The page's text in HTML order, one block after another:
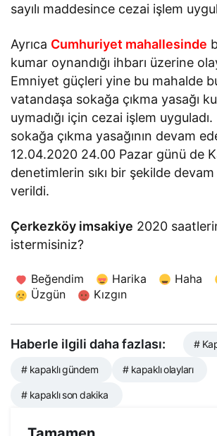
sayılı maddesince cezai işlem
Ayrıca Cumhuriyet mahallesinde
kumar oynandığı ihbarı üzerine
Emniyet güçleri yine bu mahalde
vatandaşa sokağa çıkma yasağı
uymadığı için cezai işlem
sokağa çıkma yasağının devam
12.04.2020 24.00 Pazar günü de
denetimlerin sıkı bir şekilde
verildi.
Çerkezköy imsakiye 2020
istermisiniz?
Beğendim Harika Haha
Üzgün
Kızgın
Haberle ilgili daha fazlası: #
# kapaklı gündem # kapaklı olayları
# kapaklı son dakika